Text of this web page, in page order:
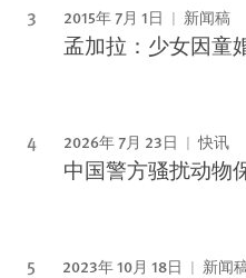
2015年 7月 1日 新闻稿
孟加拉：少女因童
2026年 7月 23日 快讯
中国警方骚扰动物
2023年 10月 18日 新闻